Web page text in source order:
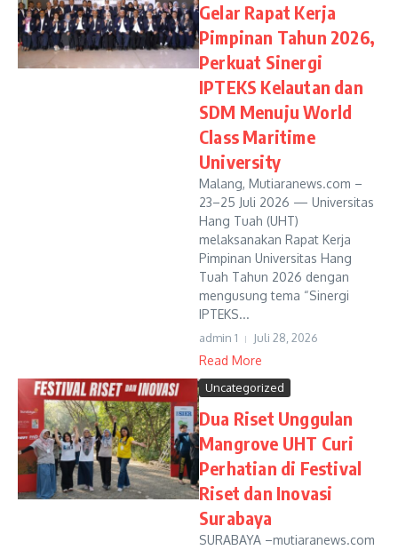
Gelar Rapat Kerja
Pimpinan Tahun 2026,
Perkuat Sinergi
IPTEKS Kelautan dan
SDM Menuju World
Class Maritime
University
Malang, Mutiaranews.com –
23–25 Juli 2026 — Universitas
Hang Tuah (UHT)
melaksanakan Rapat Kerja
Pimpinan Universitas Hang
Tuah Tahun 2026 dengan
mengusung tema “Sinergi
IPTEKS...
admin 1 Juli 28, 2026
Read More
Uncategorized
Dua Riset Unggulan
Mangrove UHT Curi
Perhatian di Festival
Riset dan Inovasi
Surabaya
SURABAYA –mutiaranews.com